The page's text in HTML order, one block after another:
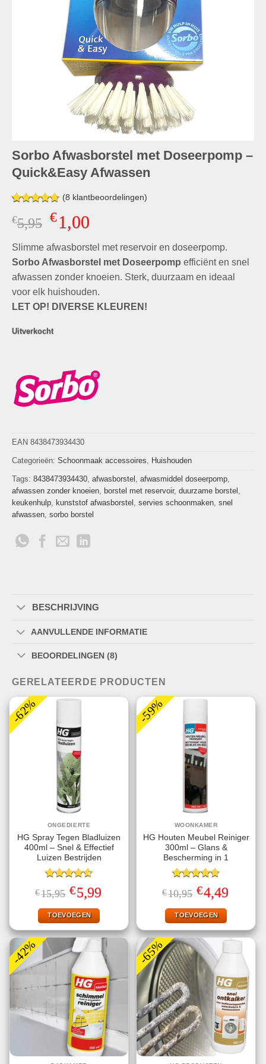
Sorbo Afwasborstel met Doseerpomp –
Quick&Easy Afwassen
Gewaardeerd
4.63 op 5
gebaseerd
waarderingen
(8 klantbeoordelingen)
€5,95 Oorspronkelijke
prijs
was:
€5,95.
€1,00Huidige
is:
€1,00.
Slimme afwasborstel met reservoir en doseerpomp.
Sorbo Afwasborstel met Doseerpomp efficiënt en snel
afwassen zonder knoeien. Sterk, duurzaam en ideaal
voor elk huishouden.
LET OP! DIVERSE KLEUREN!
Uitverkocht
EAN 8438473934430
Categorieën: Schoonmaak accessoires Huishouden
Tags: 8438473934430 afwasborstel afwasmiddel doseerpomp
afwassen zonder knoeien
borstel met reservoir, duurzame borstel
keukenhulp
kunststof afwasborstel servies schoonmaken snel
afwassen sorbo borstel
BESCHRIJVING
AANVULLENDE INFORMATIE
BEOORDELINGEN (8)
GERELATEERDE PRODUCTEN
-62%
ONGEDIERTE
HG Spray Tegen Bladluizen
400ml – Snel & Effectief
Luizen Bestrijden
Gewaardeerd
4.56uit 5
€15,95 Oorspronkelijke
prijs
was:
€15,95.
€5,99Huidige
prijs
TOEVOEGEN
-59%
WOONKAMER
HG Houten Meubel Reiniger
300ml – Glans &
Bescherming in 1
Gewaardeerd
4.75uit 5
€10,95 Oorspronkelijke
prijs
was:
€10,95.
€4,49Huidige
prijs
TOEVOEGEN
-42% -65%